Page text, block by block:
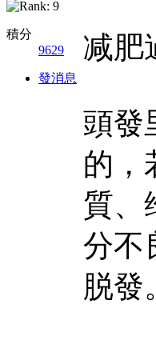
積分
9629
發消息
减肥
頭發
的，
質、
分不
脱發